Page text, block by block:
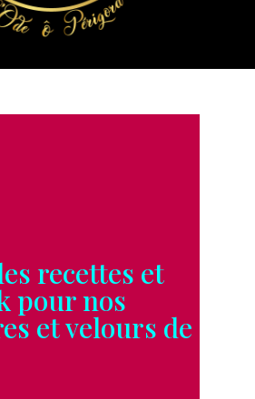
recettes et
pour nos
velours de